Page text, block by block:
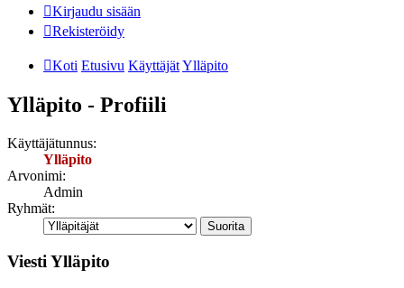
Kirjaudu sisään
Rekisteröidy
Koti Etusivu KäyttäjätYlläpito
Ylläpito - Profiili
Käyttäjätunnus:
Ylläpito
Arvonimi:
Admin
Ryhmät:
Viesti Ylläpito